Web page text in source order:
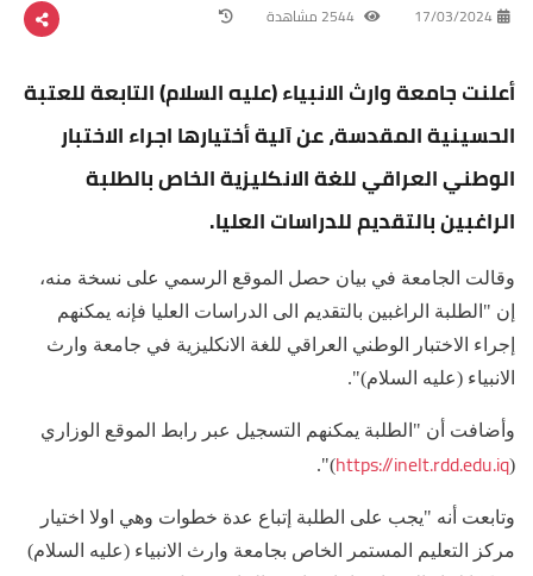
17/03/2024
أعلنت جامعة وارث الانبياء (عليه السلام) التابعة للعتبة
الحسينية المقدسة، عن آلية أختيارها اجراء الاختبار
الوطني العراقي للغة الانكليزية الخاص بالطلبة
الراغبين بالتقديم للدراسات العليا.
وقالت الجامعة في بيان حصل الموقع الرسمي على نسخة منه،
إن "الطلبة الراغبين بالتقديم الى الدراسات العليا فإنه يمكنهم
إجراء الاختبار الوطني العراقي للغة الانكليزية في جامعة وارث
الانبياء (عليه السلام)".
وأضافت أن "الطلبة يمكنهم التسجيل عبر رابط الموقع الوزاري
(
https://inelt.rdd.edu.iq
)".
وتابعت أنه "يجب على الطلبة إتباع عدة خطوات وهي اولا اختيار
مركز التعليم المستمر الخاص بجامعة وارث الانبياء (عليه السلام)